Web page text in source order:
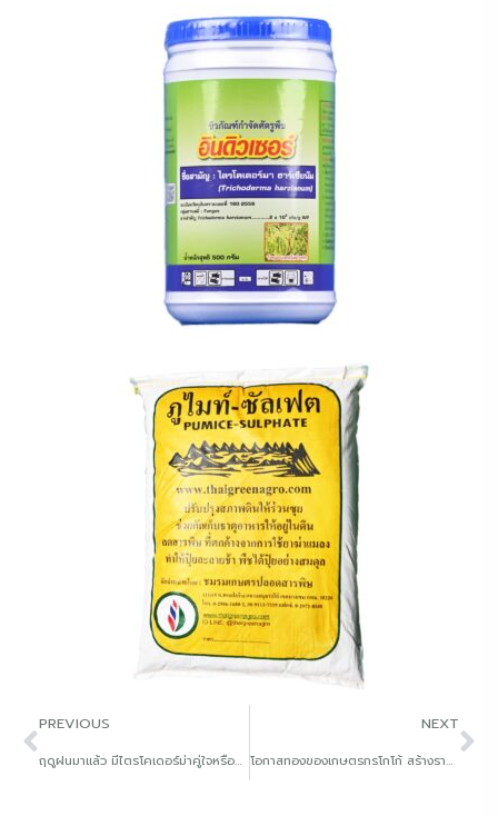
PREVIOUS
ฤดูฝนมาแล้ว มีไตรโคเดอร์ม่าคู่ใจหรือยัง
NEXT
โอกาสทองของเกษตรกรโกโก้ สร้างรายได้งามอย่างยั่งยืน